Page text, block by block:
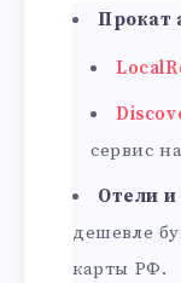
Прокат
сервис
Отели
дешевле
карты РФ.